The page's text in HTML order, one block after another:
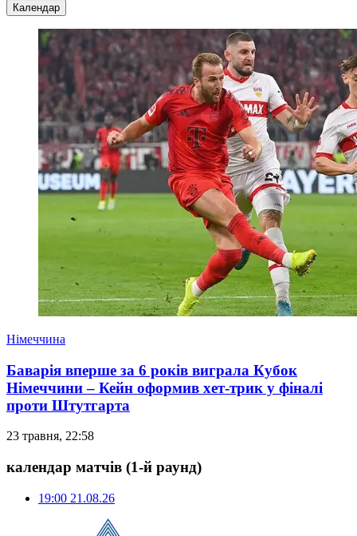
Календар
Німеччина
Баварія вперше за 6 років виграла Кубок
Німеччини – Кейн оформив хет-трик у фіналі
проти Штутгарта
23 травня, 22:58
календар матчів (1-й раунд)
19:00 21.08.26